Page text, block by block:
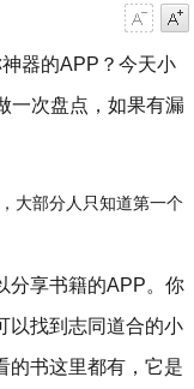
器的APP？今天小
一次盘点，如果有漏
分享书籍的APP。你
以找到志同道合的小
的书这里都有，它是